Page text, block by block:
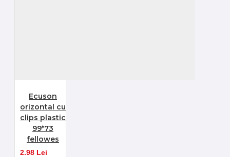
Ecuson
orizontal cu
clips plastic
99*73
fellowes
2.98 Lei